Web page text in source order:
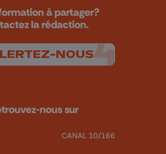
à partager?
la rédaction.
NOUS
nous sur
CANAL 10/166